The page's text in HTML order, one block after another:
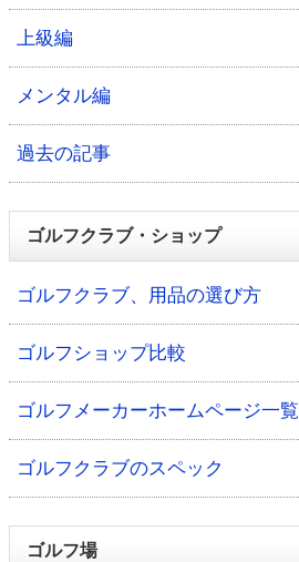
上級編
メンタル編
過去の記事
ゴルフクラブ・ショップ
ゴルフクラブ、用品の選び方
ゴルフショップ比較
ゴルフメーカーホームページ一覧
ゴルフクラブのスペック
ゴルフ場